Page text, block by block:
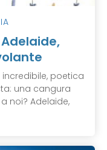
poetica
una cangura
noi? Adelaide,